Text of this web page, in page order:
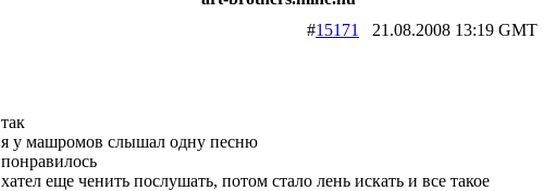
#15171 21.08.2008 13:19 GMT
так
я у машромов слышал одну песню
понравилось
хател еще ченить послушать, потом стало лень искать и все такое